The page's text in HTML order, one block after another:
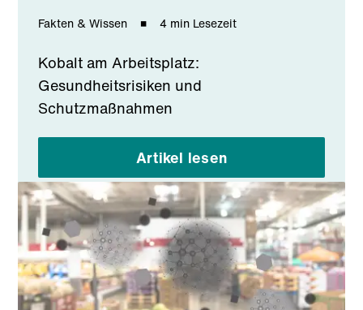
Fakten & Wissen 4 min Lesezeit
Kobalt am Arbeitsplatz:
Gesundheitsrisiken und
Schutzmaßnahmen
Artikel lesen